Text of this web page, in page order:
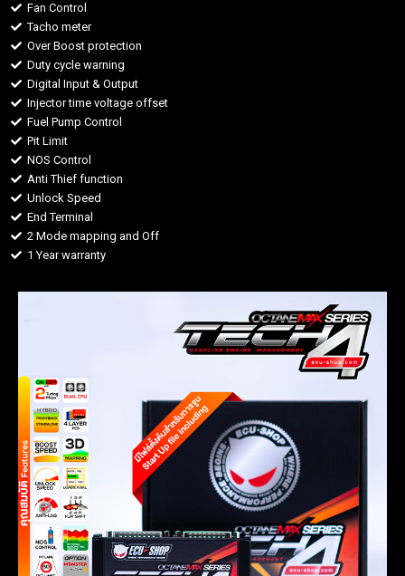
Fan Control
Tacho meter
Over Boost protection
Duty cycle warning
Digital Input & Output
Injector time voltage offset
Fuel Pump Control
Pit Limit
NOS Control
Anti Thief function
Unlock Speed
End Terminal
2 Mode mapping and Off
1 Year warranty